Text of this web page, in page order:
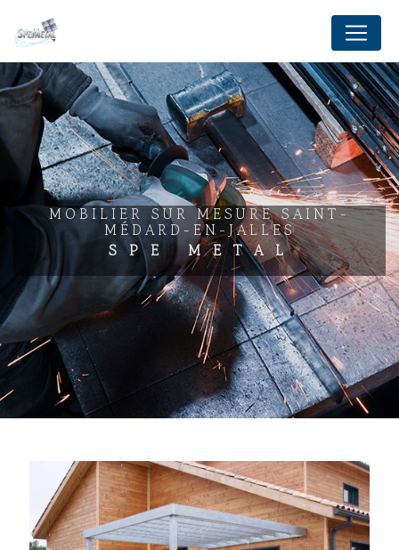
MOBILIER SUR MESURE SAINT-
MÉDARD-EN-JALLES
SPE METAL